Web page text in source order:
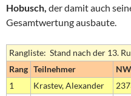
Hobusch, der damit auch
Gesamtwertung ausbaute.
Rangliste: Stand nach der 13.
Rang Teilnehmer
1
Krastev, Alexander